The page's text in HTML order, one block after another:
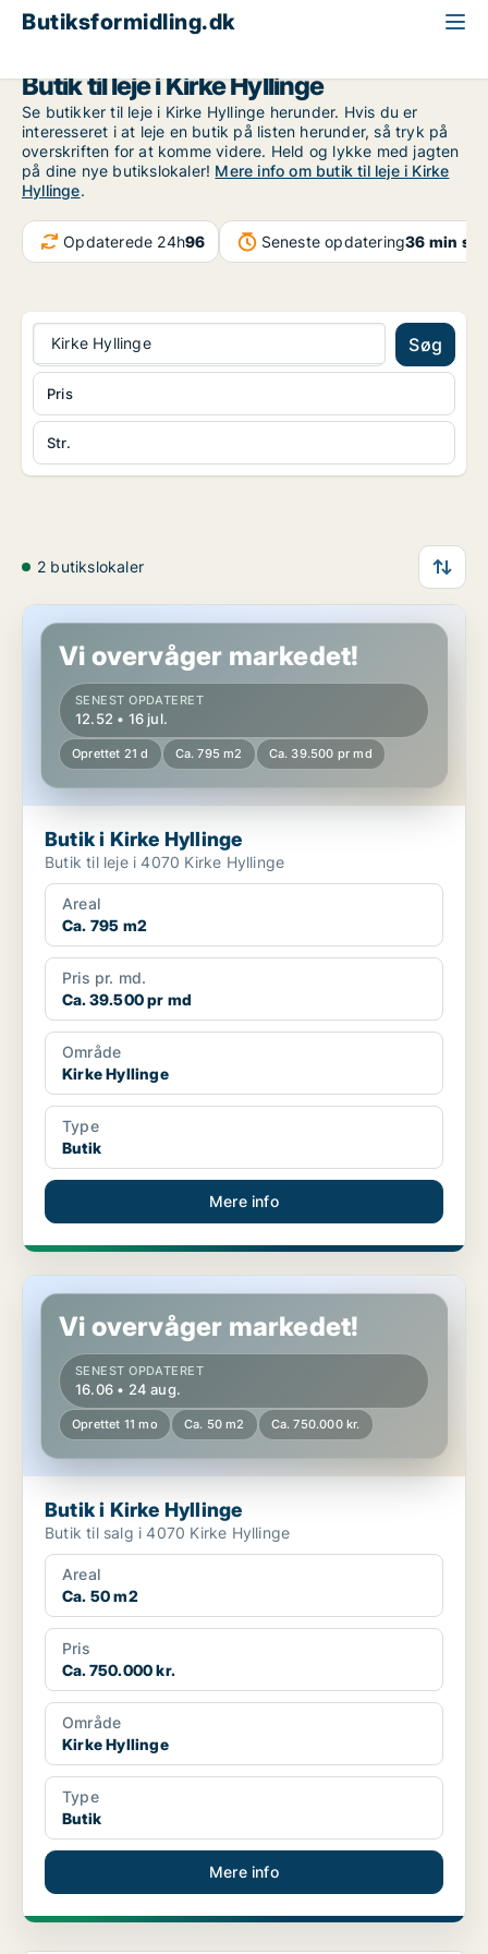
Butiksformidling.dk
Butik til leje i Kirke Hyllinge
Se butikker til leje i Kirke Hyllinge herunder. Hvis du er
interesseret i at leje en butik på listen herunder, så tryk på
overskriften for at komme videre. Held og lykke med jagten
på dine nye butikslokaler! Mere info om butik til leje i Kirke
Hyllinge.
Opdaterede 24h96 Seneste opdatering36 min
Kirke Hyllinge Søg
Str.
Pris
2 butikslokaler
Butik i Kirke Hyllinge
Vi overvåger markedet!
SENEST OPDATERET
12.52 • 16 jul.
Oprettet 21 d Ca. 795 m2 Ca. 39.500 pr md
Butik i Kirke Hyllinge
Butik til leje i 4070 Kirke Hyllinge
Areal
Ca. 795 m2
Pris pr. md.
Ca. 39.500 pr md
Område
Kirke Hyllinge
Type
Butik
Mere info
Butik i Kirke Hyllinge
Vi overvåger markedet!
SENEST OPDATERET
16.06 • 24 aug.
Oprettet 11 mo Ca. 50 m2 Ca. 750.000 kr.
Butik i Kirke Hyllinge
Butik til salg i 4070 Kirke Hyllinge
Areal
Ca. 50 m2
Pris
Ca. 750.000 kr.
Område
Kirke Hyllinge
Type
Butik
Mere info